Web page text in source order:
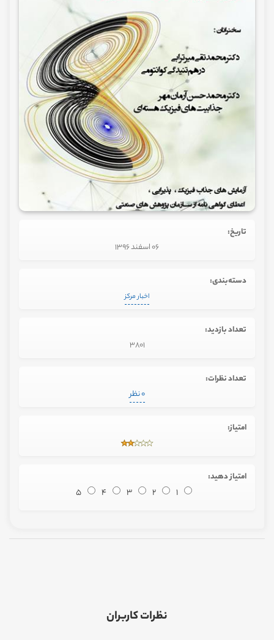
تاریخ:
06 اسفند 1396
دسته‌بندی:
اخبار مرکز
تعداد بازدید:
3801
تعداد نظرات:
0 نظر
امتیاز:
امتیاز دهید:
1
2
3
4
5
نظرات کاربران